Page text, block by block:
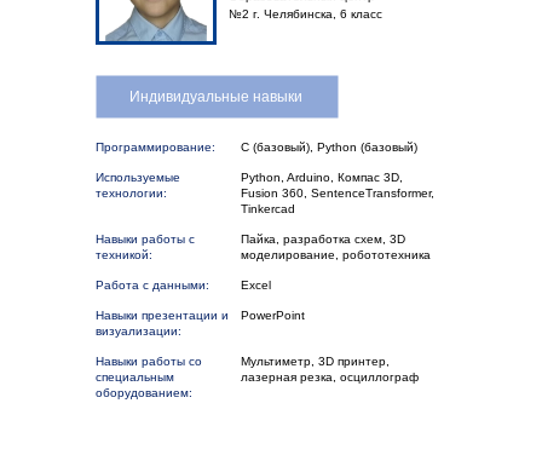
№2 г. Челябинска, 6 класс
C (базовый), Python (базовый)
Программирование:
Python, Arduino, Компас 3D,
Fusion 360, SentenceTransformer,
Tinkercad
Используемые
технологии:
Пайка, разработка схем, 3D
моделирование, робототехника
Навыки работы с
техникой:
Excel
Работа с данными:
PowerPoint
Навыки презентации и
визуализации:
Мультиметр, 3D принтер,
лазерная резка, осциллограф
Навыки работы со
специальным
оборудованием:
Индивидуальные навыки